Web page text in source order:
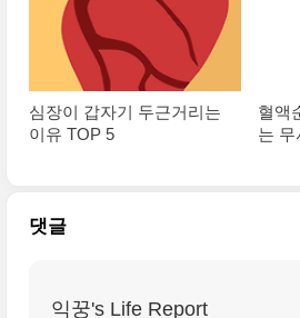
심장이 갑자기 두근거리는
이유 TOP 5
혈액
는 무
댓글
익꿍's Life Report